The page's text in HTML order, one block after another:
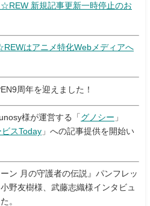
新規記事更新一時停止のお
はアニメ特化Webメディアへ
周年を迎えました！
様が運営する「 グノシー 」
スToday 」への記事提供を開始い
ン 月の守護者の伝説』パンフレッ
野友樹様、武藤志織様インタビュ
。